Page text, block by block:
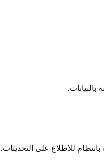
للاطلاع على التحديثات.